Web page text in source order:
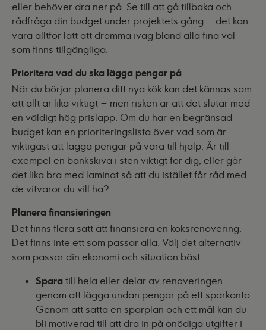
eller behöver dra ner på. Se till att gå tillbaka och
rådfråga din budget under projektets gång – det kan
vara alltför lätt att drömma iväg bland alla fina val
som finns tillgängliga.
Prioritera vad du ska lägga pengar på
När du börjar planera ditt nya kök kan det kännas som
att allt är lika viktigt – men risken är att det slutar med
en väldigt hög prislapp. Om du har en begränsad
budget kan en prioriteringslista över vad som är
viktigast att lägga pengar på vara till hjälp. Är till
exempel en bänkskiva i sten viktigt för dig, eller går
det lika bra med laminat så att du istället får råd med
de vitvaror du vill ha?
Planera finansieringen
Det finns flera sätt att finansiera en köksrenovering.
Det finns inte ett som passar alla. Välj det alternativ
som passar din ekonomi och situation bäst.
Spara till hela eller delar av renoveringen
genom att lägga undan pengar på ett sparkonto.
Genom att sätta en sparplan och ett mål kan du
bli motiverad till att dra in på onödiga utgifter i